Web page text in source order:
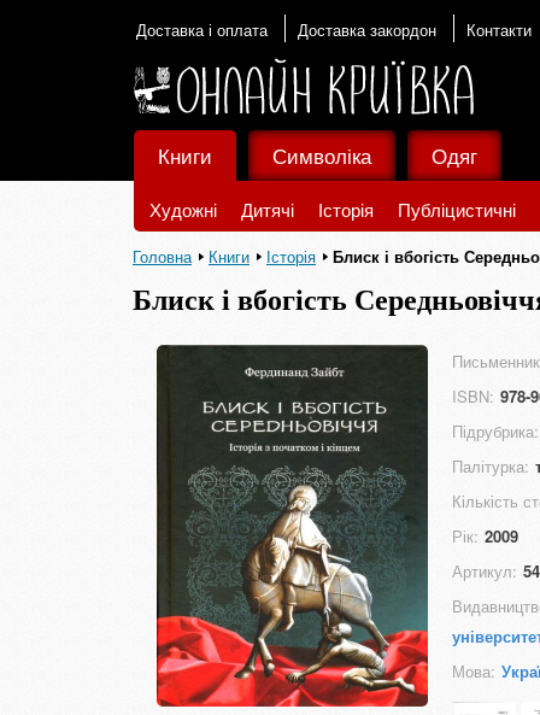
Доставка і оплата Доставка закордон Контакти
Книги
Художні Дитячі Історія Публіцистичні
Символіка Одяг
Головна Книги Історія Блиск і вбогість
Блиск і вбогість
ISBN: 978-
Підрубрика:
Палітурка:
Кількість
Рік: 2009
Артикул:
Мова: